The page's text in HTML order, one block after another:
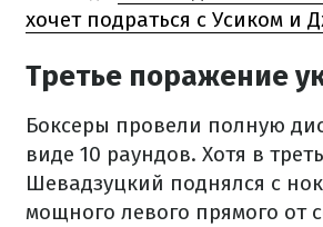
хочет подраться с Усиком и
Третье поражение
Боксеры провели полную
виде 10 раундов. Хотя в
Шевадзуцкий поднялся с
мощного левого прямого от